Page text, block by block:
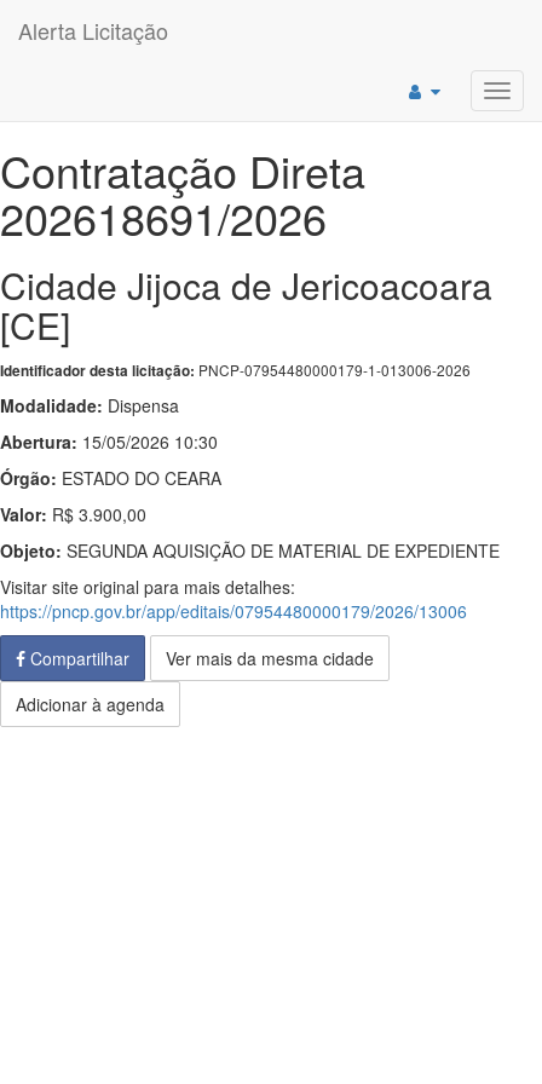
Alerta Licitação
Contratação Direta
202618691/2026
Cidade Jijoca de Jericoacoara
[CE]
Identificador desta licitação: PNCP-07954480000179-1-013006-2026
Modalidade: Dispensa
Abertura: 15/05/2026 10:30
Órgão: ESTADO DO CEARA
Valor: R$ 3.900,00
Objeto: SEGUNDA AQUISIÇÃO DE MATERIAL DE EXPEDIENTE
Visitar site original para mais detalhes:
https://pncp.gov.br/app/editais/07954480000179/2026/13006
Compartilhar
Ver mais da mesma cidade
Adicionar à agenda